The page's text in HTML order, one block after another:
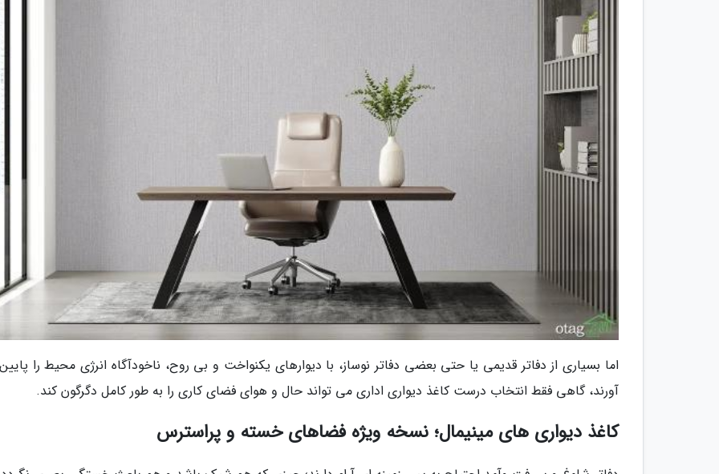
اما بسیاری از دفاتر قدیمی یا حتی بعضی دفاتر نوساز، با دیوارهای یکنواخت و بی روح، ناخودآگاه انرژی محیط را
آورند، گاهی فقط انتخاب درست کاغذ دیواری اداری می تواند حال و هوای فضای کاری را به طور کامل دگرگون کند.
کاغذ دیواری های مینیمال؛ نسخه ویژه فضاهای خسته و پراسترس